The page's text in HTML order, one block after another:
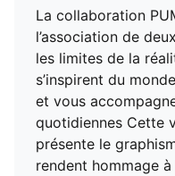
Tige DENSA
dégradé
Lacets plats
Icônes des boutons
le côté latéral
Icônes de boutons
l'embout de la
Doublure et chausson
La collaboration
l’association de
les limites de la
s’inspirent du
et vous
quotidiennes Cette
présente le
rendent hommage